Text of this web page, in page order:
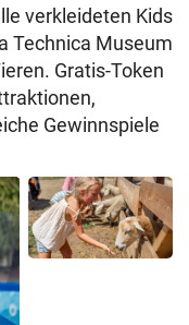
verkleideten Kids
Technica Museum
Gratis-Token
Gewinnspiele